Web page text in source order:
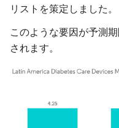
リストを策定しました。
このような要因が予測
されます。